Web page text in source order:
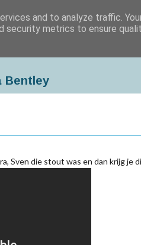
Bentley
Sven die stout was en dan krijg je
and to analyze traffic.
security metrics to ensure